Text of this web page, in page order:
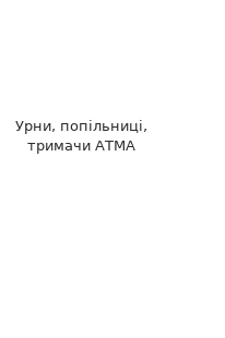
Урни, попільниці,
тримачи АТМА